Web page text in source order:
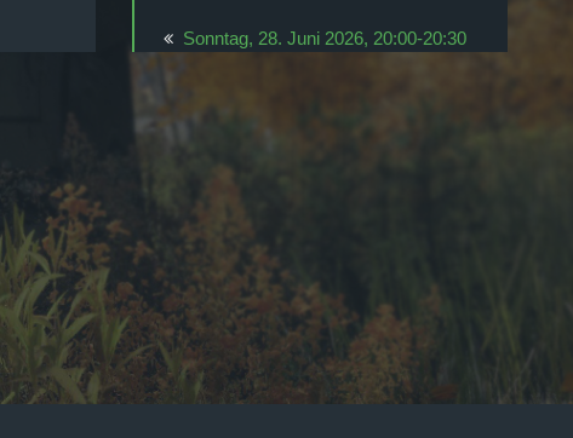
Sonntag, 28. Juni 2026, 20:00-20:30